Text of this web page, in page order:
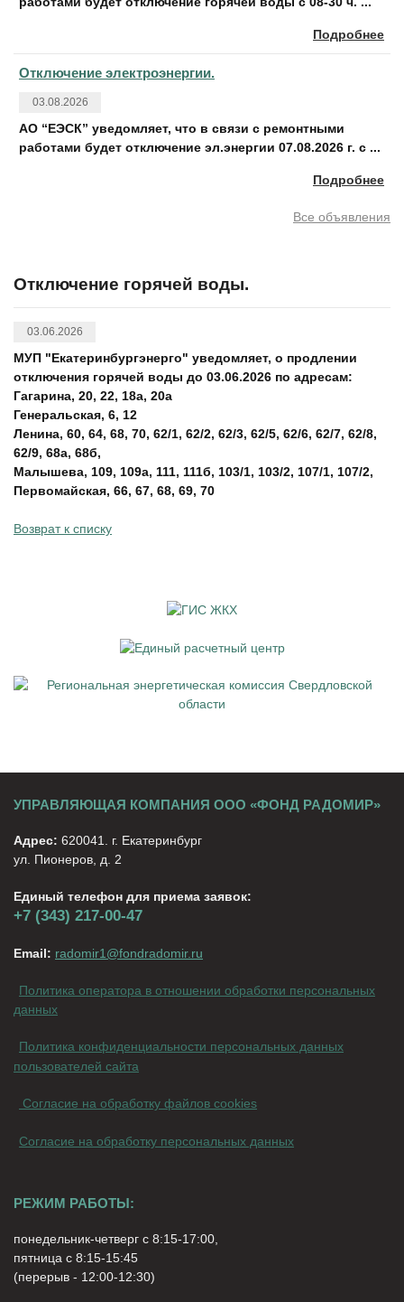
Подробнее
Отключение электроэнергии.
03.08.2026
АО “ЕЭСК” уведомляет, что в связи с ремонтными
работами будет отключение эл.энергии 07.08.2026 г. с ...
Подробнее
Все объявления
Отключение горячей воды.
03.06.2026
МУП "Екатеринбургэнерго" уведомляет, о продлении
отключения горячей воды до 03.06.2026 по адресам:
Гагарина, 20, 22, 18а, 20а
Генеральская, 6, 12
Ленина, 60, 64, 68, 70, 62/1, 62/2, 62/3, 62/5, 62/6, 62/7, 62/8,
62/9, 68а, 68б,
Малышева, 109, 109а, 111, 111б, 103/1, 103/2, 107/1, 107/2,
Первомайская, 66, 67, 68, 69, 70
Возврат к списку
УПРАВЛЯЮЩАЯ КОМПАНИЯ ООО «ФОНД РАДОМИР»
Адрес: 620041. г. Екатеринбург
ул. Пионеров, д. 2
Единый телефон для приема заявок:
+7 (343) 217-00-47
Email: radomir1@fondradomir.ru
Политика оператора в отношении обработки персональных
данных
Политика конфиденциальности персональных данных
пользователей сайта
Согласие на обработку файлов cookies
Согласие на обработку персональных данных
РЕЖИМ РАБОТЫ:
понедельник-четверг с 8:15-17:00,
пятница с 8:15-15:45
(перерыв - 12:00-12:30)